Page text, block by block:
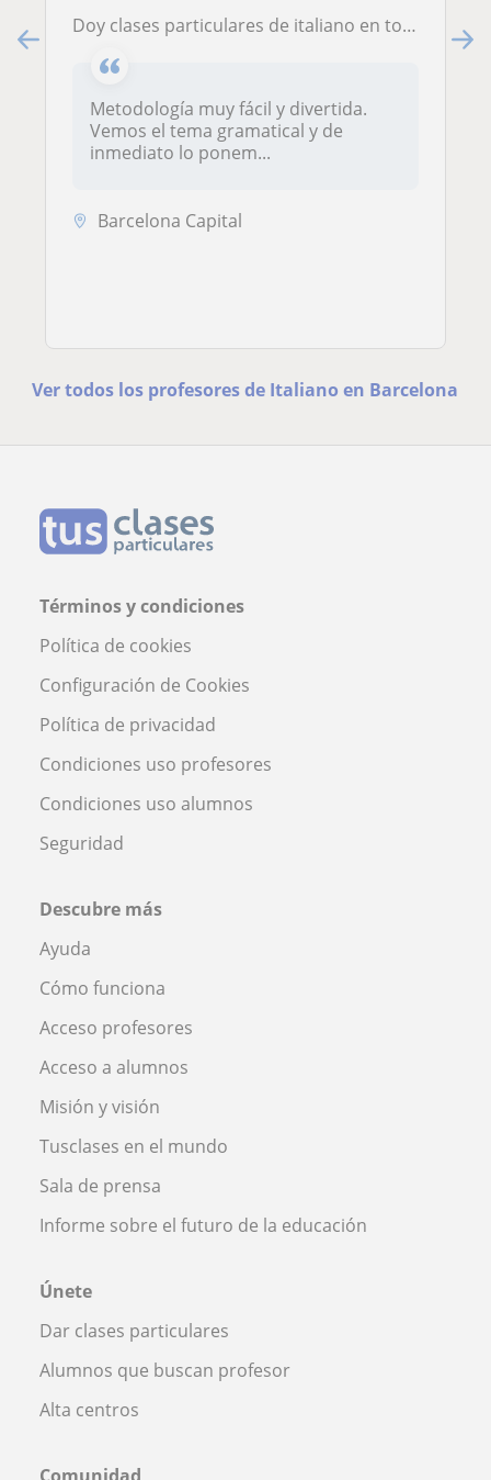
Doy clases particulares de italiano en todos los niveles
Metodología muy fácil y divertida.
Vemos el tema gramatical y de
inmediato lo ponem...
Barcelona Capital
Ver todos los profesores de Italiano en Barcelona
Términos y condiciones
Política de cookies
Configuración de Cookies
Política de privacidad
Condiciones uso profesores
Condiciones uso alumnos
Seguridad
Descubre más
Ayuda
Cómo funciona
Acceso profesores
Acceso a alumnos
Misión y visión
Tusclases en el mundo
Sala de prensa
Informe sobre el futuro de la educación
Únete
Dar clases particulares
Alumnos que buscan profesor
Alta centros
Comunidad